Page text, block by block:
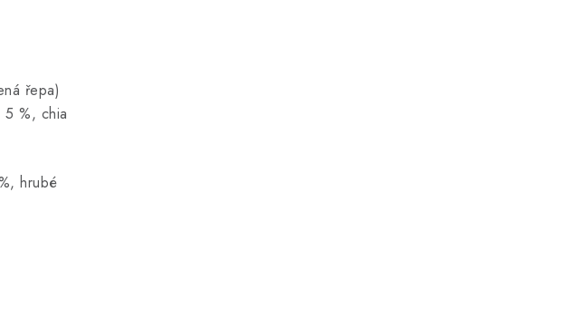
řepa)
5 %, chia
hrubé